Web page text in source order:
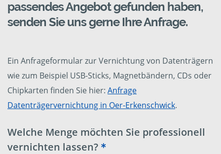
passendes Angebot gefunden haben,
senden Sie uns gerne Ihre Anfrage.
Ein Anfrageformular zur Vernichtung von Datenträgern
wie zum Beispiel USB-Sticks, Magnetbändern, CDs oder
Chipkarten finden Sie hier: Anfrage
Datenträgervernichtung in Oer-Erkenschwick.
Welche Menge möchten Sie professionell
vernichten lassen?